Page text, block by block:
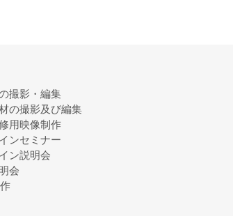
撮影・編集
の撮影及び編集
用映像制作
ンセミナー
ン説明会
会